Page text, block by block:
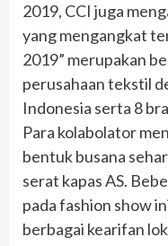
2019, CCI juga
yang mengangkat
2019” merupakan
perusahaan tekstil
Indonesia serta 8
Para kolabolator
bentuk busana
serat kapas AS.
pada fashion show
berbagai kearifan